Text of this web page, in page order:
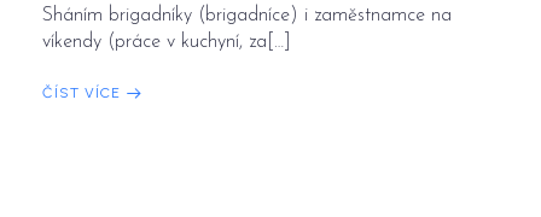
Sháním brigadníky (brigadníce) i zaměstnamce na
víkendy (práce v kuchyní, za[…]
ČÍST VÍCE